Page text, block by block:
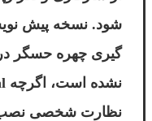
شود. نسخه پيش
گیری چهره حسگر
نظارت شخصی